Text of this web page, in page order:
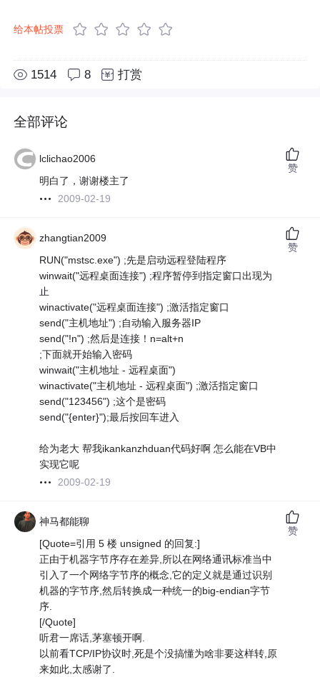
给本帖投票
1514 8 打赏
全部评论
lclichao2006
明白了，谢谢楼主了
2009-02-19
赞
zhangtian2009
RUN("mstsc.exe") ;先是启动远程登陆程序
winwait("远程桌面连接") ;程序暂停到指定窗口出现为
止
winactivate("远程桌面连接") ;激活指定窗口
send("主机地址") ;自动输入服务器IP
send("!n") ;然后是连接！n=alt+n
;下面就开始输入密码
winwait("主机地址 - 远程桌面")
winactivate("主机地址 - 远程桌面") ;激活指定窗口
send("123456") ;这个是密码
send("{enter}");最后按回车进入
给为老大 帮我ikankanzhduan代码好啊 怎么能在VB中
实现它呢
2009-02-19
赞
神马都能聊
[Quote=引用 5 楼 unsigned 的回复:]
正由于机器字节序存在差异,所以在网络通讯标准当中
引入了一个网络字节序的概念,它的定义就是通过识别
机器的字节序,然后转换成一种统一的big-endian字节
序.
[/Quote]
听君一席话,茅塞顿开啊.
以前看TCP/IP协议时,死是个没搞懂为啥非要这样转,原
来如此,太感谢了.
赞